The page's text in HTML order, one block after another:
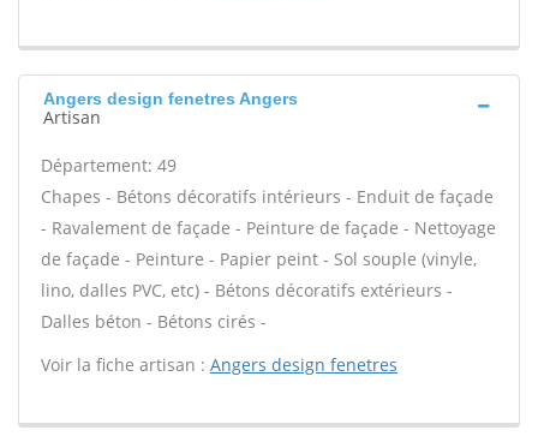
Angers design fenetres Angers
Artisan
Département: 49
Chapes - Bétons décoratifs intérieurs - Enduit de façade
- Ravalement de façade - Peinture de façade - Nettoyage
de façade - Peinture - Papier peint - Sol souple (vinyle,
lino, dalles PVC, etc) - Bétons décoratifs extérieurs -
Dalles béton - Bétons cirés -
Voir la fiche artisan : Angers design fenetres